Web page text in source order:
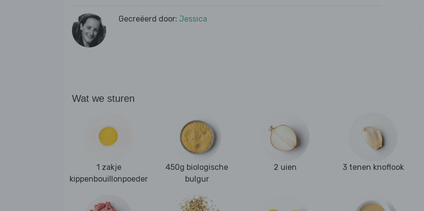
Gecreëerd door: Jessica
Wat we sturen
1 zakje
kippenbouillonpoeder
450g biologische
bulgur
2 uien 3 tenen knoflook